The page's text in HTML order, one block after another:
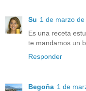
Su 1 de marzo
Es una receta
te mandamos un
Responder
Begoña 1 de